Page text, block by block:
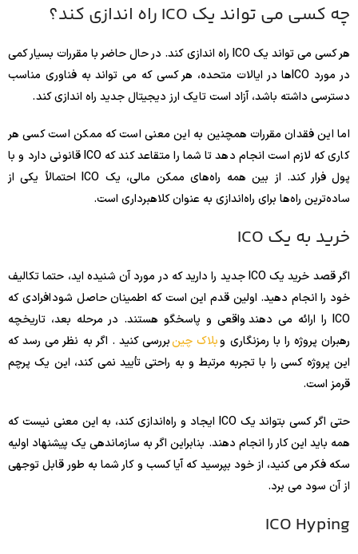
چه کسی می تواند یک ICO راه اندازی کند؟
هر کسی می تواند یک ICO راه اندازی کند. در حال حاضر با مقررات بسیار کمی
در مورد ICOها در ایالات متحده، هر کسی که می تواند به فناوری مناسب
دسترسی داشته باشد، آزاد است تا یک ارز دیجیتال جدید راه اندازی کند .
اما این فقدان مقررات همچنین به این معنی است که ممکن است کسی هر
کاری که لازم است انجام دهد تا شما را متقاعد کند که ICO قانونی دارد و با
پول فرار کند. از بین همه راه‌های ممکن مالی، یک ICO احتمالاً یکی از
ساده‌ترین راه‌ها برای راه‌اندازی به عنوان کلاهبرداری است.
خرید به یک ICO
اگر قصد خرید یک ICO جدید را دارید که در مورد آن شنیده اید، حتما تکالیف
خود را انجام دهید. اولین قدم این است که اطمینان حاصل شود افرادی که
ICO را ارائه می دهند واقعی و پاسخگو هستند. در مرحله بعد، تاریخچه
رهبران پروژه را با رمزنگاری وبلاک چینبررسی کنید . اگر به نظر می رسد که
این پروژه کسی را با تجربه مرتبط و به راحتی تأیید نمی کند، این یک پرچم
قرمز است.
حتی اگر کسی بتواند یک ICO ایجاد و راه‌اندازی کند، به این معنی نیست که
همه باید این کار را انجام دهند. بنابراین اگر به سازماندهی یک پیشنهاد اولیه
سکه فکر می کنید، از خود بپرسید که آیا کسب و کار شما به طور قابل توجهی
از آن سود می برد.
ICO Hyping